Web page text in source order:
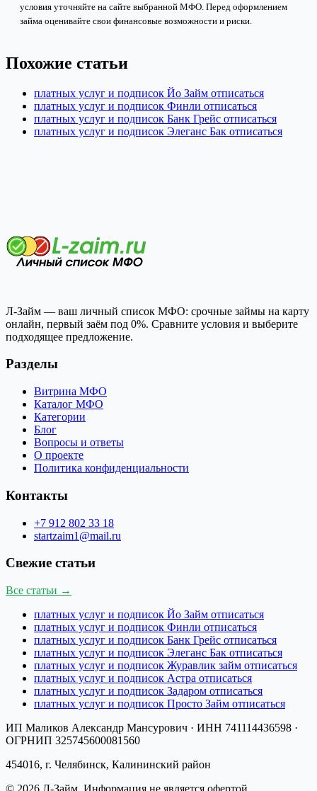
условия уточняйте на сайте выбранной МФО. Перед оформлением
займа оценивайте свои финансовые возможности и риски.
Похожие статьи
платных услуг и подписок Йо Займ отписаться
платных услуг и подписок Финли отписаться
платных услуг и подписок Банк Грейс отписаться
платных услуг и подписок Элеганс Бак отписаться
Л-Займ — ваш личный список МФО: срочные займы на карту
онлайн, первый заём под 0%. Сравните условия и выберите
подходящее предложение.
Разделы
Витрина МФО
Каталог МФО
Категории
Блог
Вопросы и ответы
О проекте
Политика конфиденциальности
Контакты
+7 912 802 33 18
startzaim1@mail.ru
Свежие статьи
Все статьи →
платных услуг и подписок Йо Займ отписаться
платных услуг и подписок Финли отписаться
платных услуг и подписок Банк Грейс отписаться
платных услуг и подписок Элеганс Бак отписаться
платных услуг и подписок Журавлик займ отписаться
платных услуг и подписок Астра отписаться
платных услуг и подписок Задаром отписаться
платных услуг и подписок Просто Займ отписаться
ИП Маликов Александр Мансурович · ИНН 741114436598 ·
ОГРНИП 325745600081560
454016, г. Челябинск, Калининский район
© 2026 Л-Займ . Информация не является офертой.